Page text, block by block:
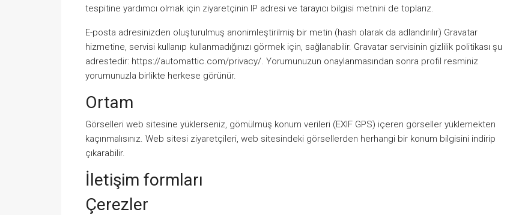
tespitine yardımcı olmak için ziyaretçinin IP adresi ve tarayıcı bilgisi metnini de toplarız.
E-posta adresinizden oluşturulmuş anonimleştirilmiş bir metin (hash olarak da adlandırılır) Gravatar
hizmetine, servisi kullanıp kullanmadığınızı görmek için, sağlanabilir. Gravatar servisinin gizlilik politikası şu
adrestedir: https://automattic.com/privacy/. Yorumunuzun onaylanmasından sonra profil resminiz
yorumunuzla birlikte herkese görünür.
Ortam
Görselleri web sitesine yüklerseniz, gömülmüş konum verileri (EXIF GPS) içeren görseller yüklemekten
kaçınmalısınız. Web sitesi ziyaretçileri, web sitesindeki görsellerden herhangi bir konum bilgisini indirip
çıkarabilir.
İletişim formları
Çerezler